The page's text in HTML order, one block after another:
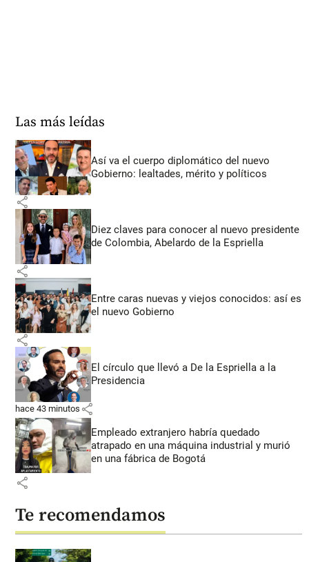
Las más leídas
Así va el cuerpo diplomático del nuevo
Gobierno: lealtades, mérito y políticos
share
Diez claves para conocer al nuevo presidente
de Colombia, Abelardo de la Espriella
share
Entre caras nuevas y viejos conocidos: así es
el nuevo Gobierno
share
El círculo que llevó a De la Espriella a la
Presidencia
hace 43 minutos share
Empleado extranjero habría quedado
atrapado en una máquina industrial y murió
en una fábrica de Bogotá
share
Te recomendamos